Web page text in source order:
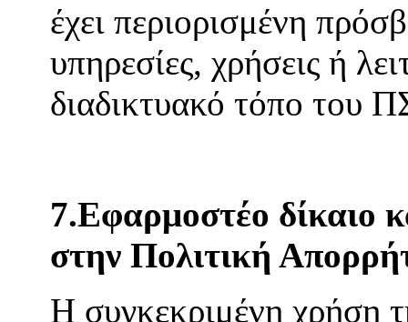
έχει περιορισμένη
υπηρεσίες, χρήσεις ή
διαδικτυακό τόπο
7.Εφαρμοστέο δίκαιο
στην Πολιτική
Η συγκεκριμένη χρήση